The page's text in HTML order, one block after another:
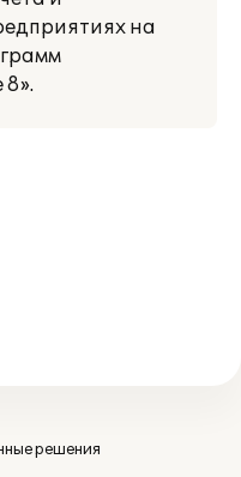
на
решения